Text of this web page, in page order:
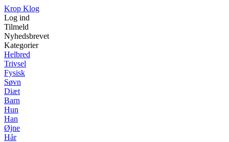
Krop Klog
Log ind
Tilmeld
Nyhedsbrevet
Kategorier
Helbred
Trivsel
Fysisk
Søvn
Diæt
Barn
Hun
Han
Øjne
Hår